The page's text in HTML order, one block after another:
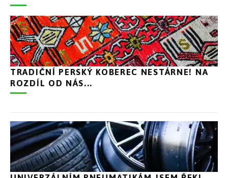
TRADIČNÍ PERSKÝ KOBEREC NESTÁRNE! NA
ROZDÍL OD NÁS...